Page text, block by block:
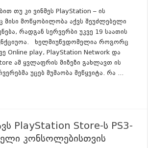
თუ კი ვინმეს PlayStation – ის
მოწყობილობა აქვს შეუძლებელი
რადგან სერვერბი უკვე 19 საათის
ხელმიუწვდომელია როგორც
Online play, PlayStation Network და
ამ ყვლაფრის მიზეზი გახლავთ ის
უცებ მუშაობა შეწყვიტა. რა …
PlayStation Store-ს PS3-
კონსოლებისთვის